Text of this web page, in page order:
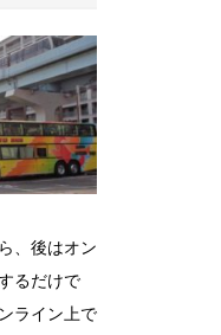
、後はオン
るだけで
ライン上で